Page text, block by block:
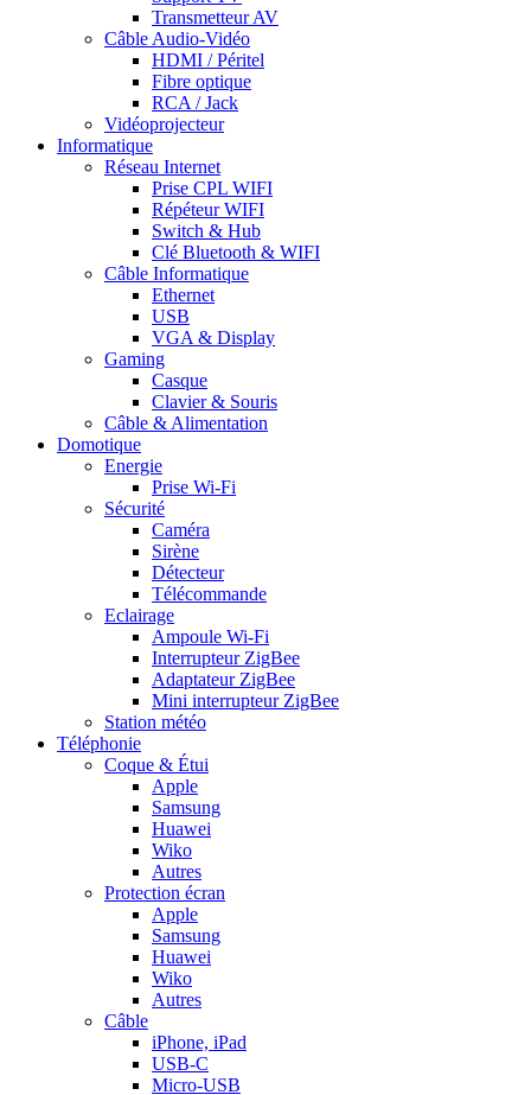
Transmetteur AV
Câble Audio-Vidéo
HDMI / Péritel
Fibre optique
RCA / Jack
Vidéoprojecteur
Informatique
Réseau Internet
Prise CPL WIFI
Répéteur WIFI
Switch & Hub
Clé Bluetooth & WIFI
Câble Informatique
Ethernet
USB
VGA & Display
Gaming
Casque
Clavier & Souris
Câble & Alimentation
Domotique
Energie
Prise Wi-Fi
Sécurité
Caméra
Sirène
Détecteur
Télécommande
Eclairage
Ampoule Wi-Fi
Interrupteur ZigBee
Adaptateur ZigBee
Mini interrupteur ZigBee
Station météo
Téléphonie
Coque & Étui
Apple
Samsung
Huawei
Wiko
Autres
Protection écran
Apple
Samsung
Huawei
Wiko
Autres
Câble
iPhone, iPad
USB-C
Micro-USB